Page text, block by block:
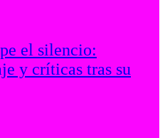
el silencio:
y críticas tras su